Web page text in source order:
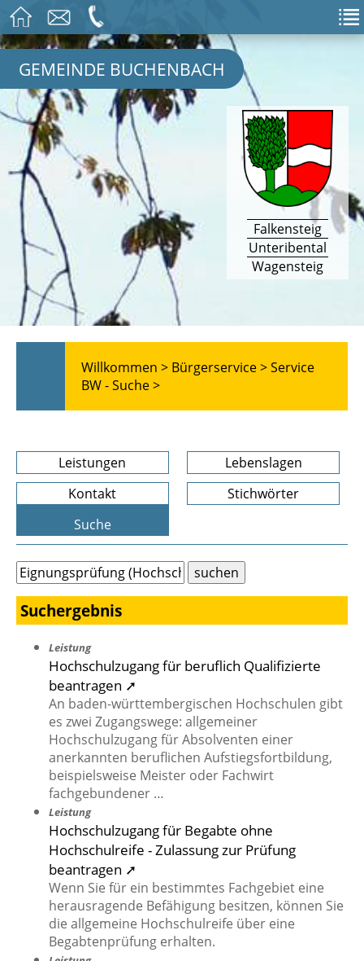
GEMEINDE BUCHENBACH
Falkensteig
Unteribental
Wagensteig
Willkommen > Bürgerservice >Service
BW - Suche >
Leistungen
Lebenslagen
Kontakt
Stichwörter
Suche
Suchergebnis
Leistung
Hochschulzugang für beruflich Qualifizierte
beantragen ➚
An baden-württembergischen Hochschulen gibt
es zwei Zugangswege: allgemeiner
Hochschulzugang für Absolventen einer
anerkannten beruflichen Aufstiegsfortbildung,
beispielsweise Meister oder Fachwirt
fachgebundener …
Leistung
Hochschulzugang für Begabte ohne
Hochschulreife - Zulassung zur Prüfung
beantragen ➚
Wenn Sie für ein bestimmtes Fachgebiet eine
herausragende Befähigung besitzen, können Sie
die allgemeine Hochschulreife über eine
Begabtenprüfung erhalten.